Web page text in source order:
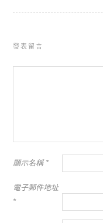
發表留言
顯示名稱 *
電子郵件地址
*